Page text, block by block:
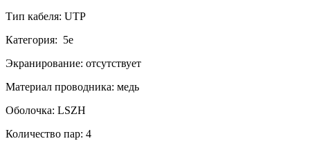
Тип кабеля: UTP
Категория: 5е
Экранирование: отсутствует
Материал проводника: медь
Оболочка: LSZH
Количество пар: 4